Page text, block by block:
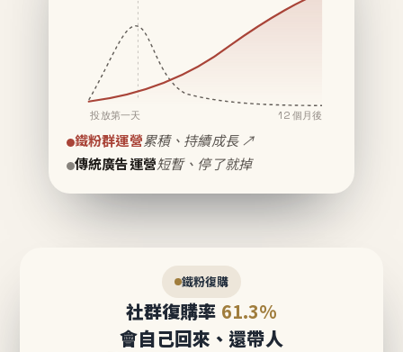
投放第一天 12 個月後
鐵粉群運營累積、持續成長 ↗
傳統廣告運營短暫、停了就掉
鐵粉復購
社群復購率 61.3%
會自己回來、還帶人